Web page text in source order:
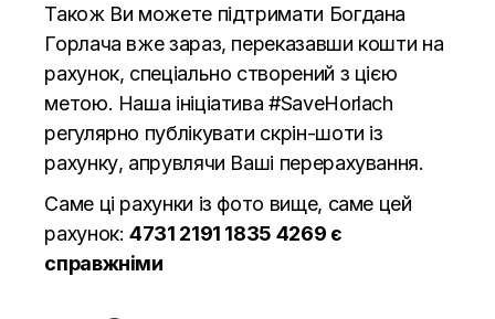
Також Ви можете підтримати Богдана
Горлача вже зараз, переказавши кошти на
рахунок, спеціально створений з цією
метою. Наша ініціатива #SaveHorlach
регулярно публікувати скрін-шоти із
рахунку, апрувлячи Ваші перерахування.
Саме ці рахунки із фото вище, саме цей
рахунок:4731 2191 1835 4269 є
справжніми